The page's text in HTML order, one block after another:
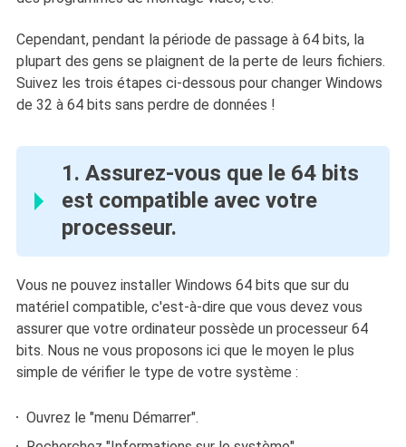
Cependant, pendant la période de passage à 64 bits, la
plupart des gens se plaignent de la perte de leurs fichiers.
Suivez les trois étapes ci-dessous pour changer Windows
de 32 à 64 bits sans perdre de données !
1. Assurez-vous que le 64 bits
est compatible avec votre
processeur.
Vous ne pouvez installer Windows 64 bits que sur du
matériel compatible, c'est-à-dire que vous devez vous
assurer que votre ordinateur possède un processeur 64
bits. Nous ne vous proposons ici que le moyen le plus
simple de vérifier le type de votre système :
Ouvrez le "menu Démarrer".